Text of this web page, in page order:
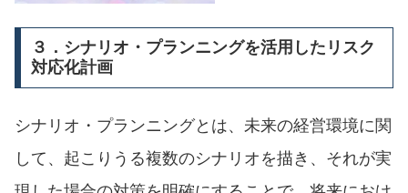
３．シナリオ・プランニングを活用したリスク
対応化計画
シナリオ・プランニングとは、未来の経営環境に関
して、起こりうる複数のシナリオを描き、それが実